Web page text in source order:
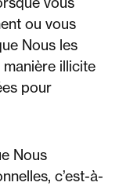
ou vous
Nous les
illicite
pour
Nous
c’est-à-